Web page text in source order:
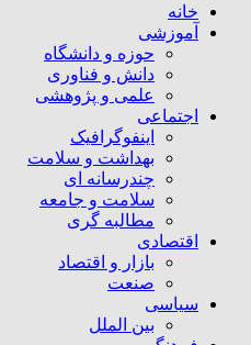
خانه
آموزشی
حوزه و دانشگاه
دانش و فناوری
علمی و پژوهشی
اجتماعی
اینفوگرافیک
بهداشت و سلامت
چندرسانه ای
سلامت و جامعه
مطالبه گری
اقتصادی
بازار و اقتصاد
صنعت
سیاسی
بین الملل